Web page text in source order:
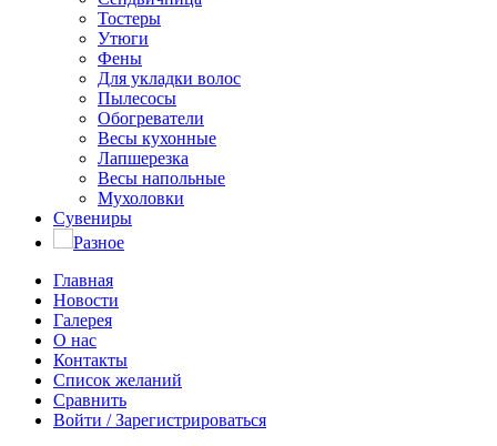
Тостеры
Утюги
Фены
Для укладки волос
Пылесосы
Обогреватели
Весы кухонные
Лапшерезка
Весы напольные
Мухоловки
Сувениры
Разное
Главная
Новости
Галерея
О нас
Контакты
Список желаний
Сравнить
Войти / Зарегистрироваться